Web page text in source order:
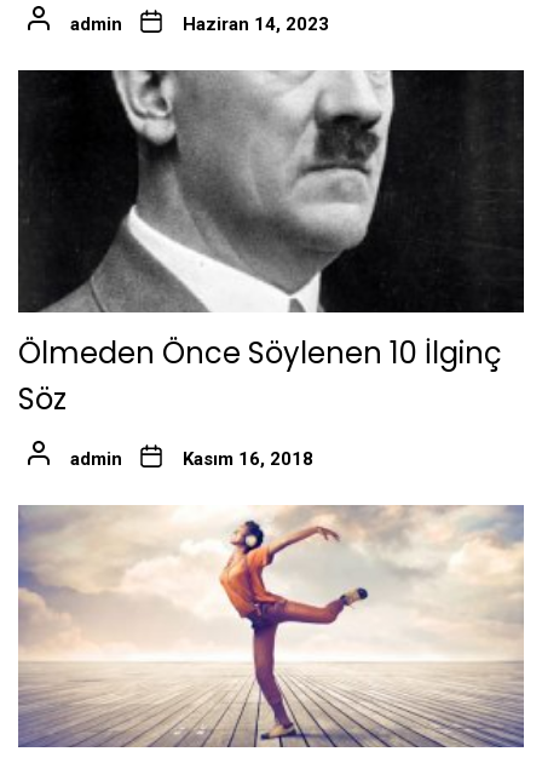
admin Haziran 14, 2023
Ölmeden Önce Söylenen 10 İlginç
Söz
admin Kasım 16, 2018